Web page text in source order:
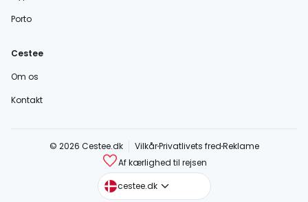
Porto
Cestee
Om os
Kontakt
© 2026 Cestee.dk VilkårPrivatlivets fredReklame
Af kærlighed til rejsen
cestee.dk
cestee.com
cestee.sk